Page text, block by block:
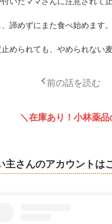
諦めずにまた食べ始めます。
められても、やめられない
前の話を読む
＼在庫あり！小林薬
主さんのアカウントは